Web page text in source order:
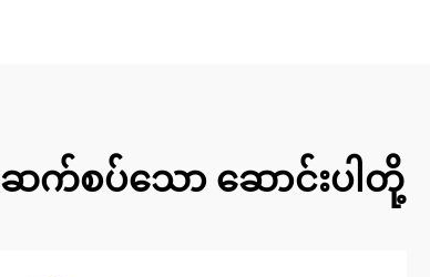
ဆက်စပ်သော ဆောင်းပါတို့